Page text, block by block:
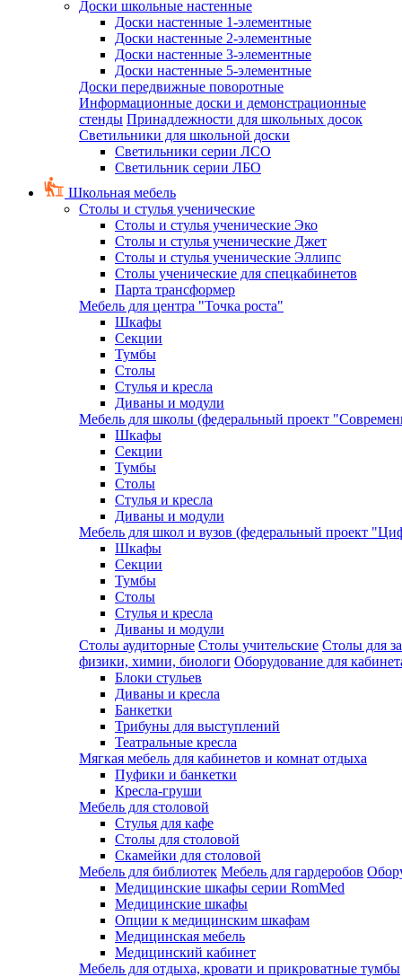
Доски школьные настенные
Доски настенные 1-элементные
Доски настенные 2-элементные
Доски настенные 3-элементные
Доски настенные 5-элементные
Доски передвижные поворотные
Информационные доски и демонстрационные
стенды Принадлежности для школьных досок
Светильники для школьной доски
Светильники серии ЛСО
Светильник серии ЛБО
Школьная мебель
Столы и стулья ученические
Столы и стулья ученические Эко
Столы и стулья ученические Джет
Столы и стулья ученические Эллипс
Столы ученические для спецкабинетов
Парта трансформер
Мебель для центра "Точка роста"
Шкафы
Секции
Тумбы
Столы
Стулья и кресла
Диваны и модули
Мебель для школы (федеральный проект
Шкафы
Секции
Тумбы
Столы
Стулья и кресла
Диваны и модули
Мебель для школ и вузов (федеральный проект
Шкафы
Секции
Тумбы
Столы
Стулья и кресла
Диваны и модули
Столы аудиторные Столы учительские Столы для
физики, химии, биологи Оборудование для
Блоки стульев
Диваны и кресла
Банкетки
Трибуны для выступлений
Театральные кресла
Мягкая мебель для кабинетов и комнат отдыха
Пуфики и банкетки
Кресла-груши
Мебель для столовой
Cтулья для кафе
Cтолы для столовой
Скамейки для столовой
Мебель для библиотек Мебель для гардеробов
Медицинские шкафы серии RomMed
Медицинские шкафы
Опции к медицинским шкафам
Медицинская мебель
Медицинский кабинет
Мебель для отдыха, кровати и прикроватные тумбы